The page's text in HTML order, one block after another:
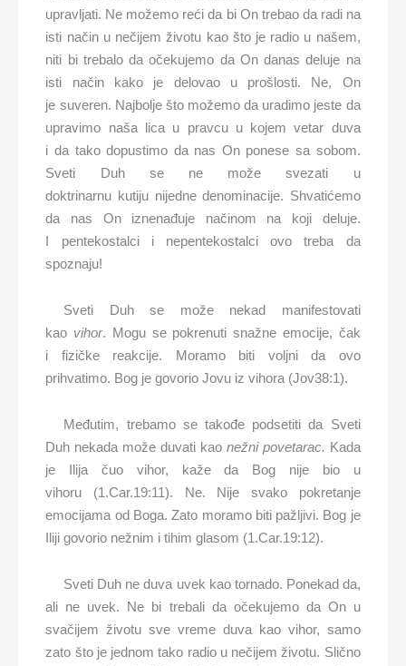
upravljati. Ne možemo reći da bi On trebao da radi na
isti način u nečijem životu kao što je radio u našem,
niti bi trebalo da očekujemo da On danas deluje na
isti način kako je delovao u prošlosti. Ne, On
je suveren. Najbolje što možemo da uradimo jeste da
upravimo naša lica u pravcu u kojem vetar duva
i da tako dopustimo da nas On ponese sa sobom.
Sveti Duh se ne može svezati u
doktrinarnu kutiju nijedne denominacije. Shvatićemo
da nas On iznenađuje načinom na koji deluje.
I pentekostalci i nepentekostalci ovo treba da
spoznaju!
Sveti Duh se može nekad manifestovati
kao vihor. Mogu se pokrenuti snažne emocije, čak
i fizičke reakcije. Moramo biti voljni da ovo
prihvatimo. Bog je govorio Jovu iz vihora (Jov38:1).
Međutim, trebamo se takođe podsetiti da Sveti
Duh nekada može duvati kao nežni povetarac. Kada
je Ilija čuo vihor, kaže da Bog nije bio u
vihoru (1.Car.19:11). Ne. Nije svako pokretanje
emocijama od Boga. Zato moramo biti pažljivi. Bog je
Iliji govorio nežnim i tihim glasom (1.Car.19:12).
Sveti Duh ne duva uvek kao tornado. Ponekad da,
ali ne uvek. Ne bi trebali da očekujemo da On u
svačijem životu sve vreme duva kao vihor, samo
zato što je jednom tako radio u nečijem životu. Slično